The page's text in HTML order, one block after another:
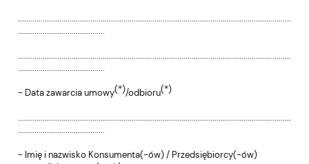
....................................................................................................................................
..........................................
....................................................................................................................................
..........................................
- Data zawarcia umowy(*)/odbioru(*)
....................................................................................................................................
..........................................
- Imię i nazwisko Konsumenta(-ów) / Przedsiębiorcy(-ów)